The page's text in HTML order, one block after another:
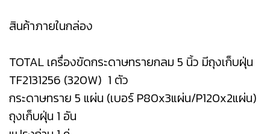
สินค้าภายในกล่อง
TOTAL เครื่องขัดกระดาษทรายกลม 5 นิ้ว มีถุงเก็บฝุ่น
TF2131256 (320W) 1 ตัว
กระดาษทราย 5 แผ่น (เบอร์ P80x3แผ่น/P120x2แผ่น)
ถุงเก็บฝุ่น 1 อัน